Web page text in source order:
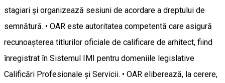
stagiari și organizează sesiuni de acordare a dreptului de
semnătură. • OAR este autoritatea competentă care asigură
recunoașterea titlurilor oficiale de calificare de arhitect, fiind
înregistrat în Sistemul IMI pentru domeniile legislative
Calificări Profesionale și Servicii. • OAR eliberează, la cerere,